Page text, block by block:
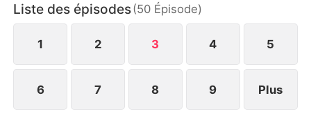
conséquences de sa malveillance, tandis qu’Élodie,
après ces événements, choisit de retourner à sa
campagne pour mener une vie paisible.
Liste des épisodes(50 Épisode)
1 2 3 4 5
6 7 8 9 Plus